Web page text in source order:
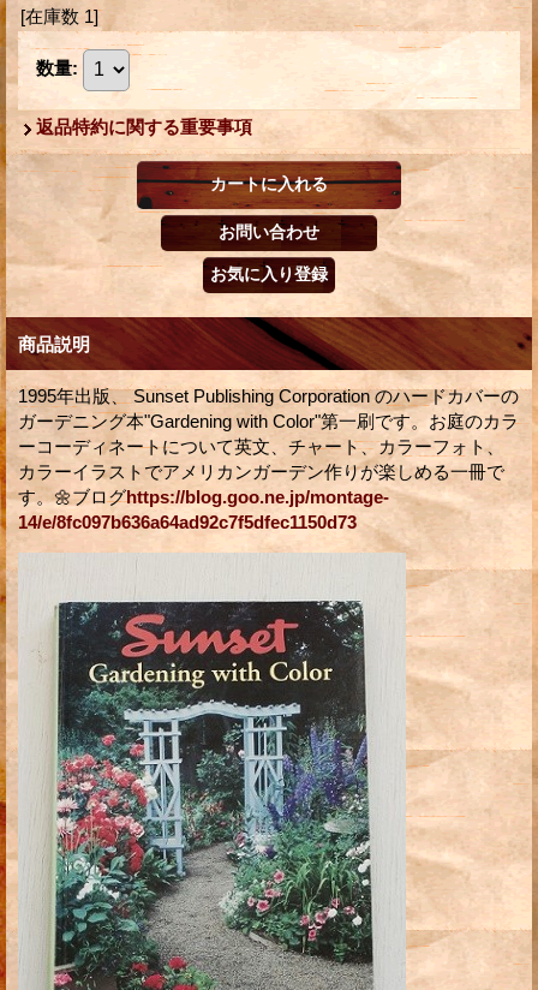
[在庫数 1]
数量:
返品特約に関する重要事項
商品説明
1995年出版、 Sunset Publishing Corporation のハードカバーの
ガーデニング本"Gardening with Color"第一刷です。お庭のカラ
ーコーディネートについて英文、チャート、カラーフォト、
カラーイラストでアメリカンガーデン作りが楽しめる一冊で
す。🌼ブログhttps://blog.goo.ne.jp/montage-
14/e/8fc097b636a64ad92c7f5dfec1150d73